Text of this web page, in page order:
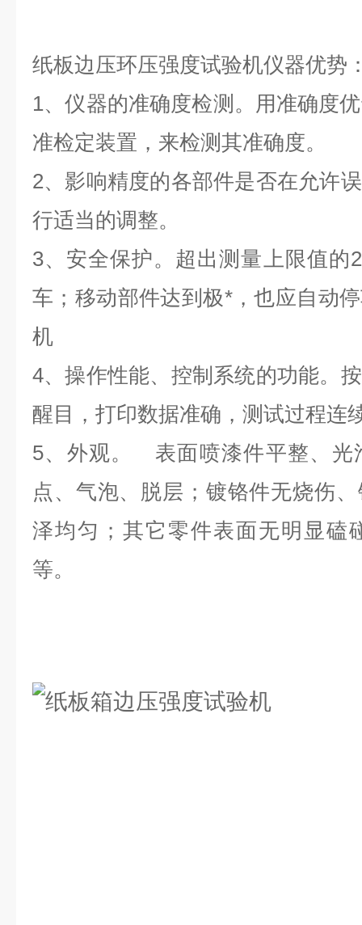
纸板边压环压强度试验机仪器优势
1、仪器的准确度检测。用准确度
准检定装置，来检测其准确度。
2、影响精度的各部件是否在允许
行适当的调整。
3、安全保护。超出测量上限值的
车；移动部件达到极*，也应自动
机
4、操作性能、控制系统的功能。
醒目，打印数据准确，测试过程连
5、外观。 表面喷漆件平整、光
点、气泡、脱层；镀铬件无烧伤
泽均匀；其它零件表面无明显磕
等。